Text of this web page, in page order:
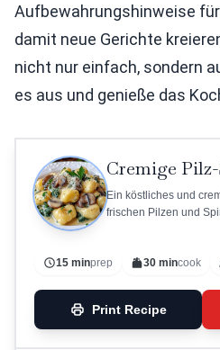
Aufbewahrungshinweise
damit neue Gerichte
nicht nur einfach, sondern
es aus und genieße das
Cremige
Ein köstliches und
frischen Pilzen und
15 minprep 30 mincook
Print Recipe